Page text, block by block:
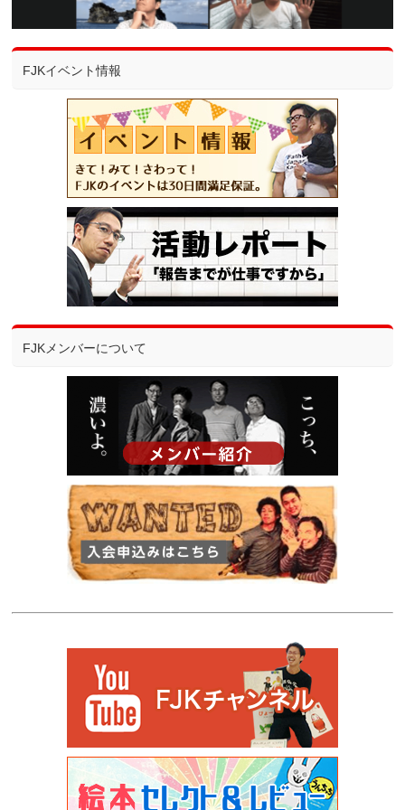
FJKイベント情報
FJKメンバーについて